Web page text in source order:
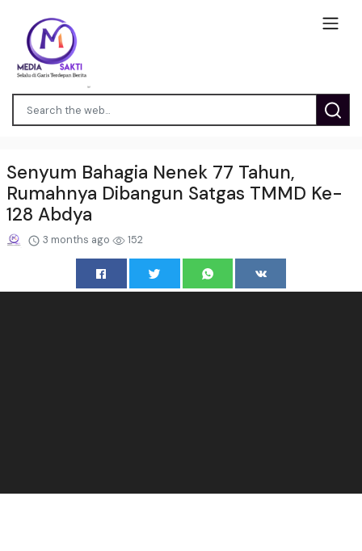
Senyum Bahagia Nenek 77 Tahun,
Rumahnya Dibangun Satgas TMMD Ke-
128 Abdya
3 months ago 152